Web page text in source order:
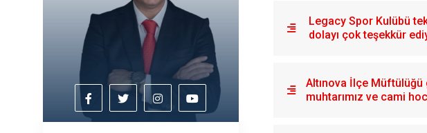
Legacy Spor Kulübü
dolayı çok teşekkür
Altınova İlçe Müftülüğü
muhtarımız ve cami